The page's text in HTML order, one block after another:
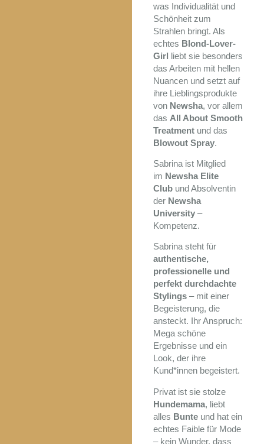
was Individualität und
Schönheit zum
Strahlen bringt. Als
echtes Blond-Lover-
Girl liebt sie besonders
das Arbeiten mit hellen
Nuancen und setzt auf
ihre Lieblingsprodukte
von Newsha, vor allem
das All About Smooth
Treatmentund das
Blowout Spray.
Sabrina ist Mitglied
im Newsha Elite
Clubund Absolventin
der Newsha
University–
Kompetenz.
Sabrina steht für
authentische,
professionelle und
perfekt durchdachte
Stylings– mit einer
Begeisterung, die
ansteckt. Ihr Anspruch:
Mega schöne
Ergebnisse und ein
Look, der ihre
Kund*innen begeistert.
Privat ist sie stolze
Hundemama, liebt
alles Bunteund hat ein
echtes Faible für Mode
– kein Wunder, dass